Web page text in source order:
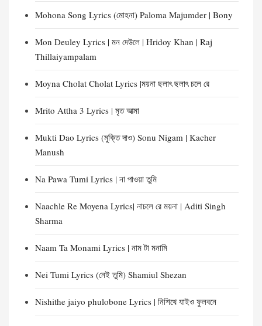
Mohona Song Lyrics (মোহনা) Paloma Majumder | Bony
Mon Deuley Lyrics | মন দেউলে | Hridoy Khan | Raj
Thillaiyampalam
Moyna Cholat Cholat Lyrics |ময়না ছলাৎ ছলাৎ চলে রে
Mrito Attha 3 Lyrics | মৃত আত্মা
Mukti Dao Lyrics (মুক্তি দাও) Sonu Nigam | Kacher
Manush
Na Pawa Tumi Lyrics | না পাওয়া তুমি
Naachle Re Moyena Lyrics| নাচলে রে ময়না | Aditi Singh
Sharma
Naam Ta Monami Lyrics | নাম টা মনামি
Nei Tumi Lyrics (নেই তুমি) Shamiul Shezan
Nishithe jaiyo phulobone Lyrics | নিশিথে যাইও ফুলবনে